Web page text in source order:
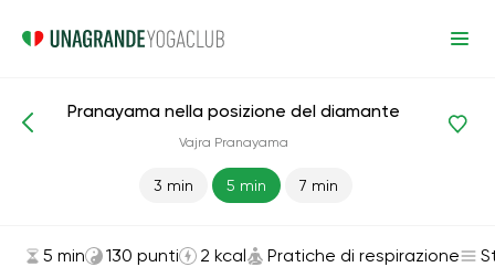
Pratiche di respirazione
Pranayama nella posizione del diamante
Vajra Pranayama
3 min 5 min 7 min
5 min 130 punti 2 kcal Pratiche di respirazione